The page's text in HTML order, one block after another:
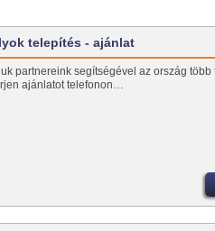
telepítés - ajánlat
partnereink segítségével az ország több
ajánlatot telefonon…